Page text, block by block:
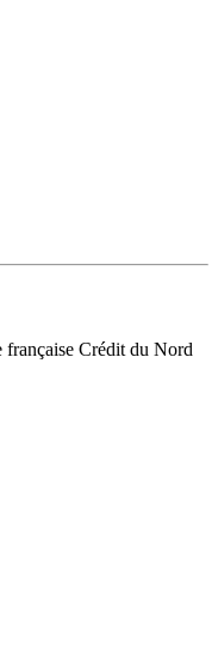
française Crédit du Nord